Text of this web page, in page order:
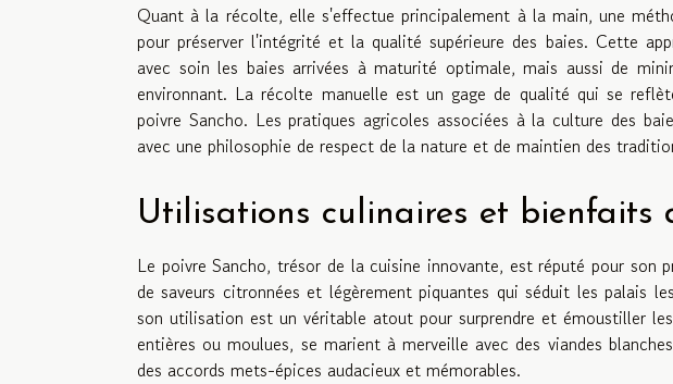
Quant à la récolte, elle s'effectue principalement à la main, une
pour préserver l'intégrité et la qualité supérieure des baies. Cette
avec soin les baies arrivées à maturité optimale, mais aussi de
environnant. La récolte manuelle est un gage de qualité qui se
poivre Sancho. Les pratiques agricoles associées à la culture des
avec une philosophie de respect de la nature et de maintien des
Utilisations culinaires et bienfaits
Le poivre Sancho, trésor de la cuisine innovante, est réputé pour son
de saveurs citronnées et légèrement piquantes qui séduit les palais
son utilisation est un véritable atout pour surprendre et émoustiller
entières ou moulues, se marient à merveille avec des viandes
des accords mets-épices audacieux et mémorables.